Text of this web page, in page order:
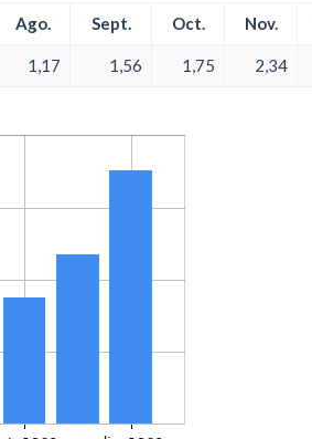
Ago. Sept. Oct. Nov.
1,17 1,56 1,75 2,34